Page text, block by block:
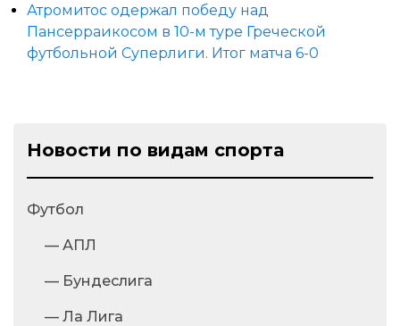
Атромитос одержал победу над
Пансерраикосом в 10-м туре Греческой
футбольной Суперлиги. Итог матча 6-0
Новости по видам спорта
Футбол
— АПЛ
— Бундеслига
— Ла Лига